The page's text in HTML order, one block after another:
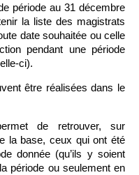
période au 31 décembre
la liste des magistrats
date souhaitée ou celle
pendant une période
ci).
être réalisées dans le
de retrouver, sur
la base, ceux qui ont été
donnée (qu’ils y soient
période ou seulement en